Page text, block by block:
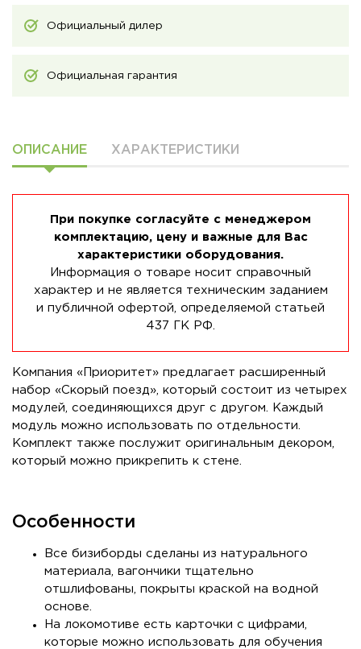
Официальный дилер
Официальная гарантия
ОПИСАНИЕ ХАРАКТЕРИСТИКИ
При покупке согласуйте с менеджером
комплектацию, цену и важные для Вас
характеристики оборудования.
Информация о товаре носит справочный
характер и не является техническим заданием
и публичной офертой, определяемой статьей
437 ГК РФ.
Компания «Приоритет» предлагает расширенный
набор «Скорый поезд», который состоит из четырех
модулей, соединяющихся друг с другом. Каждый
модуль можно использовать по отдельности.
Комплект также послужит оригинальным декором,
который можно прикрепить к стене.
Особенности
Все бизиборды сделаны из натурального
материала, вагончики тщательно
отшлифованы, покрыты краской на водной
основе.
На локомотиве есть карточки с цифрами,
которые можно использовать для обучения